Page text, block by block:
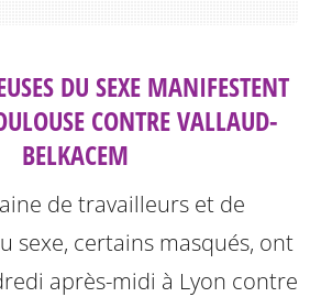
DU SEXE MANIFESTENT
CONTRE VALLAUD-
BELKACEM
de travailleurs et de
sexe, certains masqués, ont
après-midi à Lyon contre